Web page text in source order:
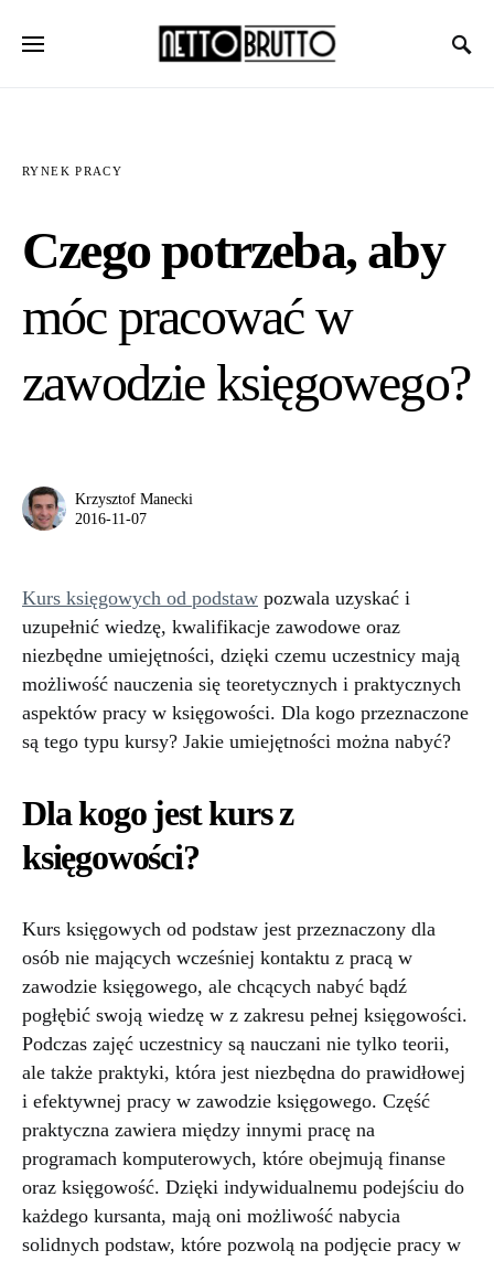
RYNEK PRACY
Czego potrzeba, aby
móc pracować w
zawodzie księgowego?
Krzysztof Manecki
2016-11-07
Kurs księgowych od podstaw pozwala uzyskać i
uzupełnić wiedzę, kwalifikacje zawodowe oraz
niezbędne umiejętności, dzięki czemu uczestnicy mają
możliwość nauczenia się teoretycznych i praktycznych
aspektów pracy w księgowości. Dla kogo przeznaczone
są tego typu kursy? Jakie umiejętności można nabyć?
Dla kogo jest kurs z
księgowości?
Kurs księgowych od podstaw jest przeznaczony dla
osób nie mających wcześniej kontaktu z pracą w
zawodzie księgowego, ale chcących nabyć bądź
pogłębić swoją wiedzę w z zakresu pełnej księgowości.
Podczas zajęć uczestnicy są nauczani nie tylko teorii,
ale także praktyki, która jest niezbędna do prawidłowej
i efektywnej pracy w zawodzie księgowego. Część
praktyczna zawiera między innymi pracę na
programach komputerowych, które obejmują finanse
oraz księgowość. Dzięki indywidualnemu podejściu do
każdego kursanta, mają oni możliwość nabycia
solidnych podstaw, które pozwolą na podjęcie pracy w